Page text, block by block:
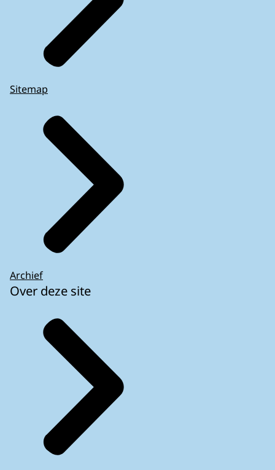
Sitemap
Archief
Over deze site